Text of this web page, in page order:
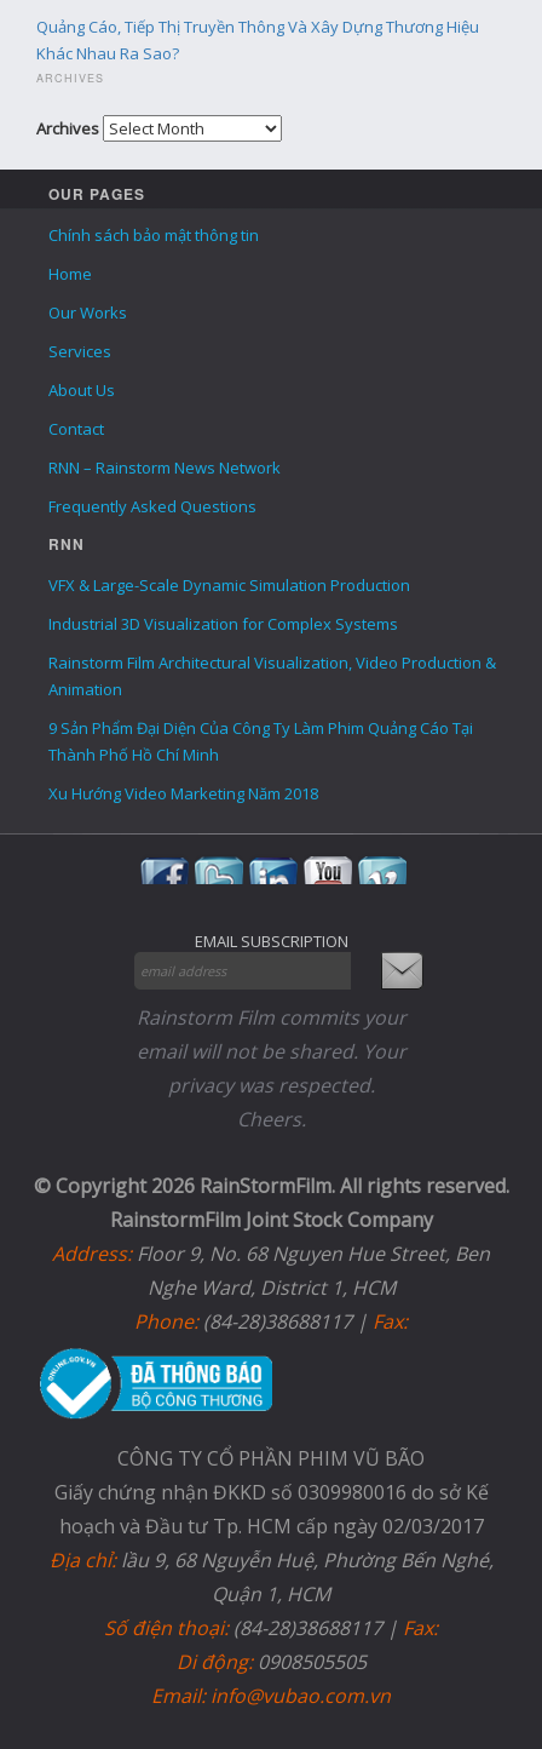
Quảng Cáo, Tiếp Thị Truyền Thông Và Xây Dựng Thương Hiệu
Khác Nhau Ra Sao?
ARCHIVES
Archives
OUR PAGES
Chính sách bảo mật thông tin
Home
Our Works
Services
About Us
Contact
RNN – Rainstorm News Network
Frequently Asked Questions
RNN
VFX & Large-Scale Dynamic Simulation Production
Industrial 3D Visualization for Complex Systems
Rainstorm Film Architectural Visualization, Video Production &
Animation
9 Sản Phẩm Đại Diện Của Công Ty Làm Phim Quảng Cáo Tại
Thành Phố Hồ Chí Minh
Xu Hướng Video Marketing Năm 2018
EMAIL SUBSCRIPTION
Rainstorm Film commits your
email will not be shared. Your
privacy was respected.
Cheers.
© Copyright 2026 RainStormFilm. All rights reserved.
RainstormFilm Joint Stock Company
Address:Floor 9, No. 68 Nguyen Hue Street, Ben
Nghe Ward, District 1, HCM
Phone:(84-28)38688117 | Fax:
CÔNG TY CỔ PHẦN PHIM VŨ BÃO
Giấy chứng nhận ĐKKD số 0309980016 do sở Kế
hoạch và Đầu tư Tp. HCM cấp ngày 02/03/2017
Địa chỉ:lầu 9, 68 Nguyễn Huệ, Phường Bến Nghé,
Quận 1, HCM
Số điện thoại:(84-28)38688117 | Fax:
Di động:0908505505
Email: info@vubao.com.vn